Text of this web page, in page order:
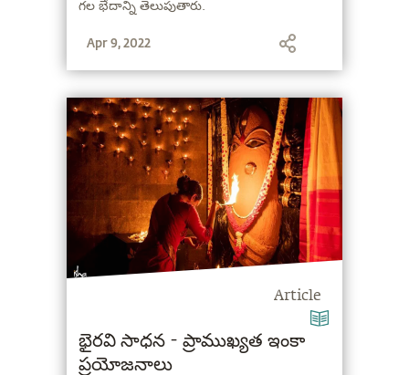
గల భేదాన్ని తెలుపుతారు.
Apr 9, 2022
Article
భైరవి సాధన - ప్రాముఖ్యత ఇంకా
ప్రయోజనాలు